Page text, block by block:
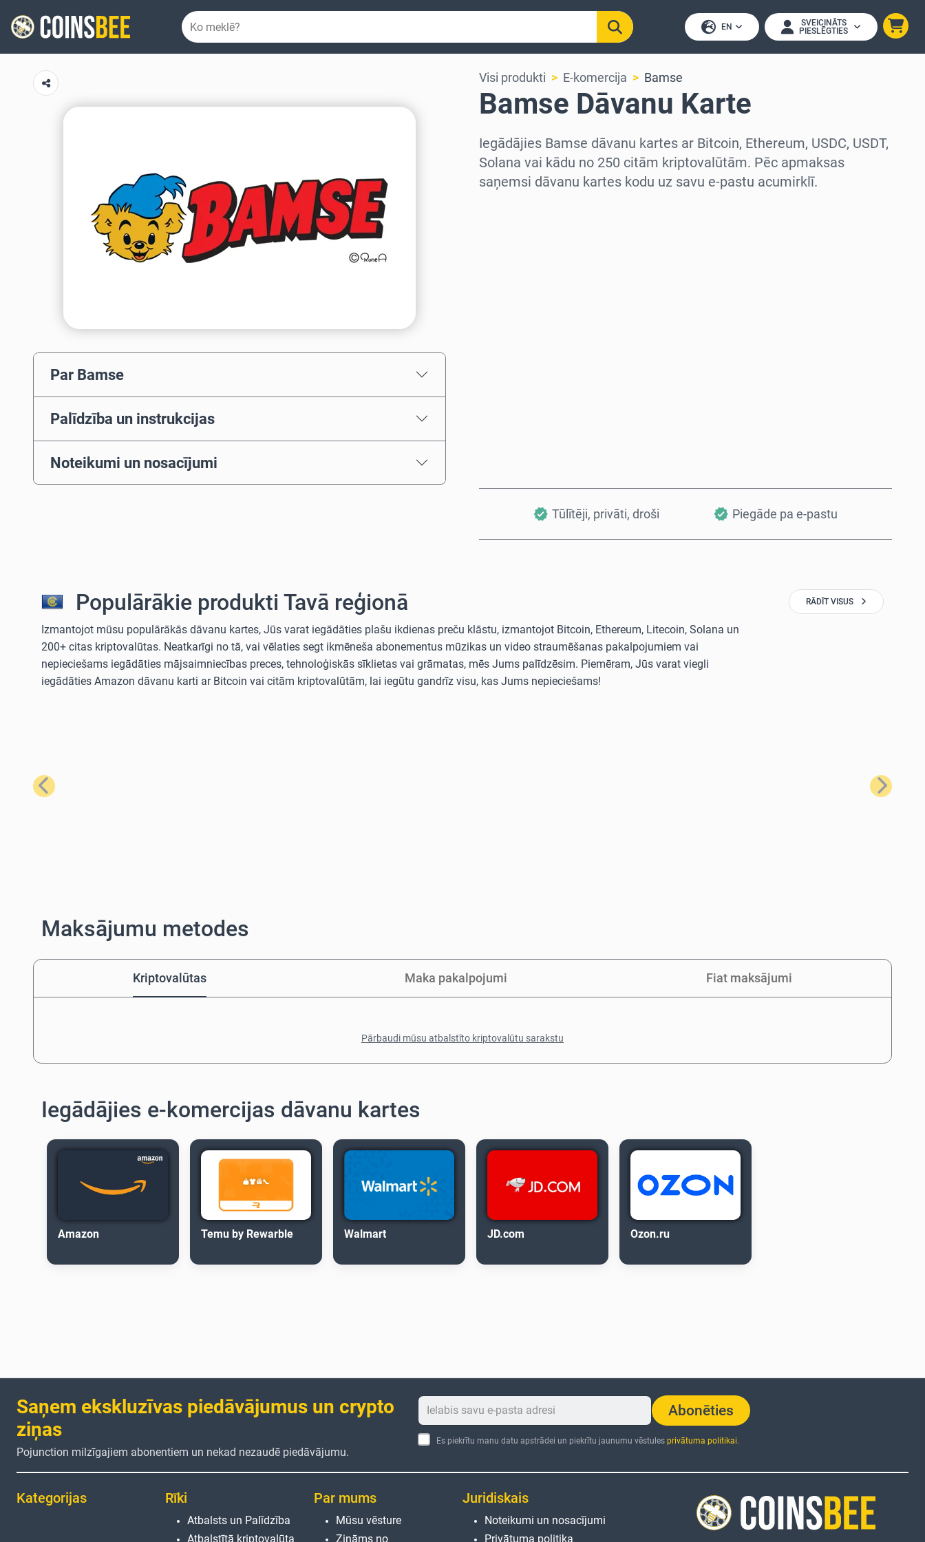
EN
SVEICINĀTS
PIESLĒGTIES
Par Bamse
Palīdzība un instrukcijas
Noteikumi un nosacījumi
Visi produkti E-komercija Bamse
Bamse Dāvanu Karte
Iegādājies Bamse dāvanu kartes ar Bitcoin, Ethereum, USDC, USDT,
Solana vai kādu no 250 citām kriptovalūtām. Pēc apmaksas
saņemsi dāvanu kartes kodu uz savu e-pastu acumirklī.
Tūlītēji, privāti, droši Piegāde pa e-pastu
Populārākie produkti Tavā reģionā
Izmantojot mūsu populārākās dāvanu kartes, Jūs varat iegādāties plašu ikdienas preču klāstu, izmantojot Bitcoin, Ethereum, Litecoin, Solana un
200+ citas kriptovalūtas. Neatkarīgi no tā, vai vēlaties segt ikmēneša abonementus mūzikas un video straumēšanas pakalpojumiem vai
nepieciešams iegādāties mājsaimniecības preces, tehnoloģiskās sīklietas vai grāmatas, mēs Jums palīdzēsim. Piemēram, Jūs varat viegli
iegādāties Amazon dāvanu karti ar Bitcoin vai citām kriptovalūtām, lai iegūtu gandrīz visu, kas Jums nepieciešams!
RĀDĪT VISUS
Iepriekšējais Nākamais
Maksājumu metodes
Kriptovalūtas Maka pakalpojumi Fiat maksājumi
Pārbaudi mūsu atbalstīto kriptovalūtu sarakstu
Iegādājies e-komercijas dāvanu kartes
Amazon Temu by Rewarble Walmart JD.com Ozon.ru
Saņem ekskluzīvas piedāvājumus un crypto
ziņas
Pojunction milzīgajiem abonentiem un nekad nezaudē piedāvājumu.
Abonēties
Es piekrītu manu datu apstrādei un piekrītu jaunumu vēstules privātuma politikai.
Kategorijas Rīki
Atbalsts un Palīdzība
Atbalstītā kriptovalūta
Par mums
Mūsu vēsture
Zināms no
Juridiskais
Noteikumi un nosacījumi
Privātuma politika